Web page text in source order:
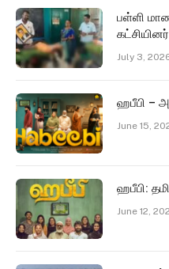
பள்ளி
July 3,
ஹபீபி –
June 15,
ஹபீபி:
June 12,